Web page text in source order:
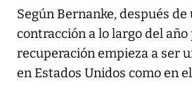
Según Bernanke, después
contracción a lo largo del año
recuperación empieza a ser
en Estados Unidos como en